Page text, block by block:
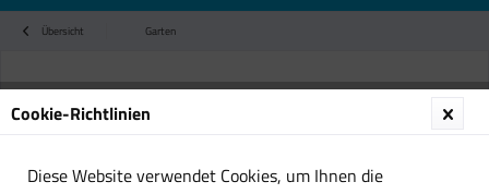
Übersicht Garten
Cookie-Richtlinien
Diese Website verwendet Cookies, um Ihnen die